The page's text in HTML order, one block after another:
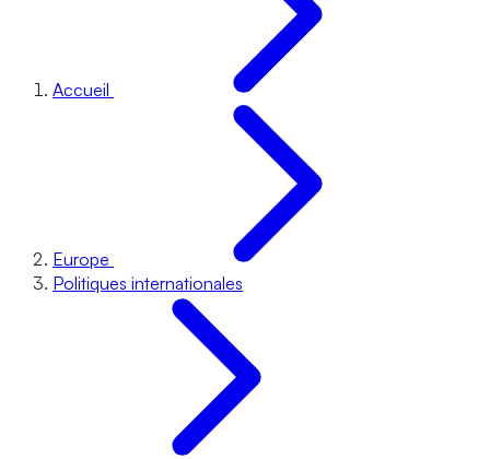
Accueil
Europe
Politiques internationales